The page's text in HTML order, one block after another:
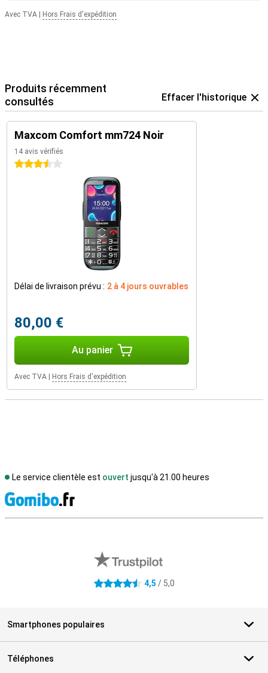
Avec TVA Hors Frais d'expédition
Produits récemment
consultés
Effacer l'historique
Maxcom Comfort mm724 Noir
14 avis vérifiés
3.5 étoiles
Délai de livraison prévu : 2 à 4 jours ouvrables
80,00 €
Au panier
Avec TVA Hors Frais d'expédition
Le service clientèle est ouvert jusqu'à 21.00 heures
4.5 étoiles 4,5 / 5,0
Smartphones populaires
Téléphones